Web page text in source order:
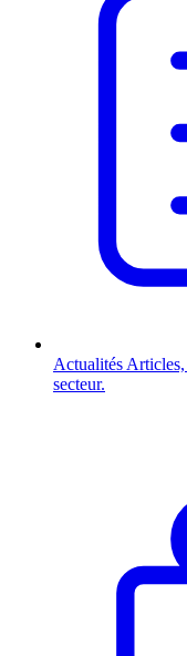
Actualités Articles,
secteur.